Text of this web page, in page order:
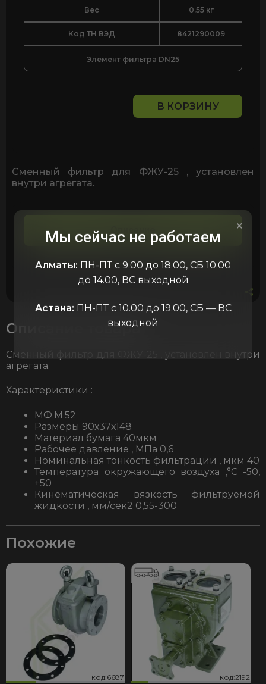
Вес 0.55 кг
Код ТН ВЭД 8421290009
Элемент фильтра DN25
В КОРЗИНУ
Сменный фильтр для ФЖУ-25 , установлен
внутри агрегата.
Описание товара
Сменный фильтр для ФЖУ-25 , установлен внутри
агрегата.
Характеристики :
МФ.М.52
Размеры 90х37х148
Материал бумага 40мкм
Рабочее давление , МПа 0,6
Номинальная тонкость фильтрации , мкм 40
Температура окружающего воздуха ,°С -50,
+50
Кинематическая вязкость фильтруемой
жидкости , мм/сек2 0,55-300
Похожие
код:6687 код:6687
код:2192 код:2192
×
Мы сейчас не работаем
Алматы: ПН-ПТ с 9.00 до 18.00, СБ 10.00
до 14.00, ВС выходной
Астана: ПН-ПТ с 10.00 до 19.00, СБ — ВС
выходной